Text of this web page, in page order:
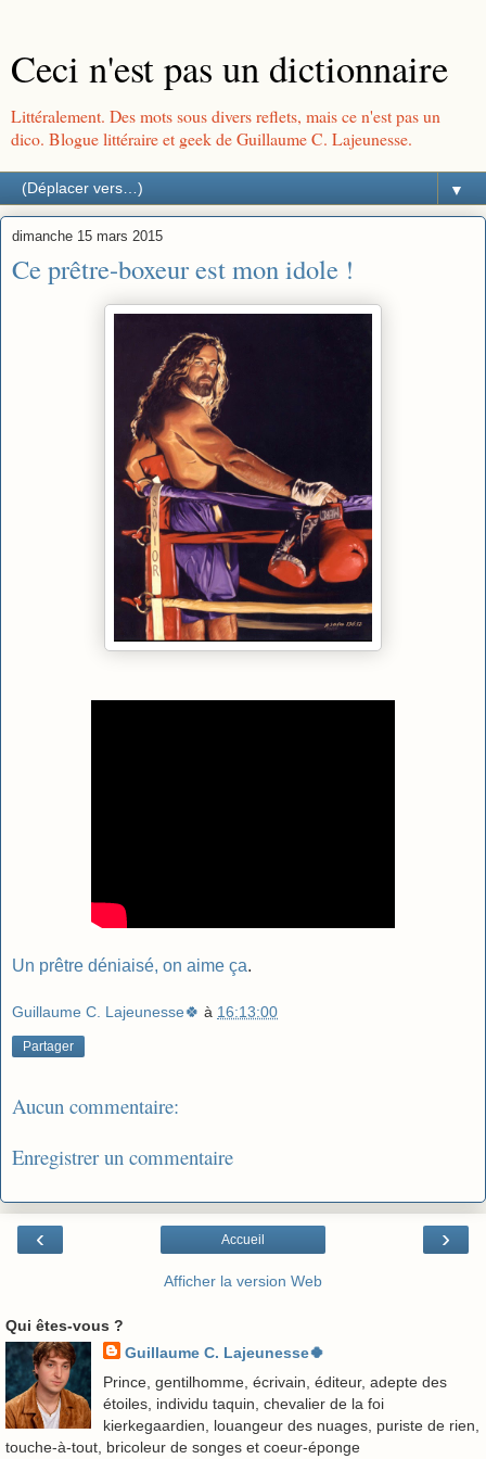
Ceci n'est pas un dictionnaire
Littéralement. Des mots sous divers reflets, mais ce n'est pas un
dico. Blogue littéraire et geek de Guillaume C. Lajeunesse.
▼
dimanche 15 mars 2015
Ce prêtre-boxeur est mon idole !
Un prêtre déniaisé, on aime ça.
Guillaume C. Lajeunesse🍀 à 16:13:00
Partager
Aucun commentaire:
Enregistrer un commentaire
‹ ›
Accueil
Afficher la version Web
Qui êtes-vous ?
Guillaume C. Lajeunesse🍀
Prince, gentilhomme, écrivain, éditeur, adepte des
étoiles, individu taquin, chevalier de la foi
kierkegaardien, louangeur des nuages, puriste de rien,
touche-à-tout, bricoleur de songes et coeur-éponge